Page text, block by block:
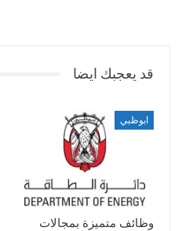
قد يعجبك ايضا
ابوظبي
وظائف متميزة بمجالات